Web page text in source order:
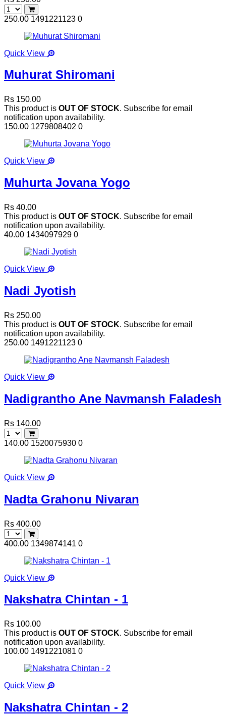
250.00 1491221123 0
Quick View
Muhurat Shiromani
Rs 150.00
This product is OUT OF STOCK. Subscribe for email
notification upon availability.
150.00 1279808402 0
Quick View
Muhurta Jovana Yogo
Rs 40.00
This product is OUT OF STOCK. Subscribe for email
notification upon availability.
40.00 1434097929 0
Quick View
Nadi Jyotish
Rs 250.00
This product is OUT OF STOCK. Subscribe for email
notification upon availability.
250.00 1491221123 0
Quick View
Nadigrantho Ane Navmansh Faladesh
Rs 140.00
140.00 1520075930 0
Quick View
Nadta Grahonu Nivaran
Rs 400.00
400.00 1349874141 0
Quick View
Nakshatra Chintan - 1
Rs 100.00
This product is OUT OF STOCK. Subscribe for email
notification upon availability.
100.00 1491221081 0
Quick View
Nakshatra Chintan - 2